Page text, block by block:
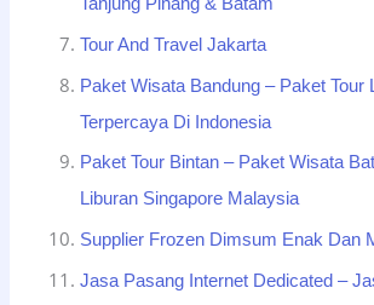
Tanjung Pinang & Batam
Tour And Travel Jakarta
Paket Wisata Bandung – Paket Tour
Terpercaya Di Indonesia
Paket Tour Bintan – Paket Wisata
Liburan Singapore Malaysia
Supplier Frozen Dimsum Enak Dan
Jasa Pasang Internet Dedicated –